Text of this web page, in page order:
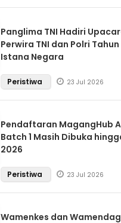
Panglima TNI Hadiri
Perwira TNI dan Polri
Istana Negara
Peristiwa 23 Jul 2026
Pendaftaran MagangHub
Batch 1 Masih Dibuka
2026
Peristiwa 23 Jul 2026
Wamenkes dan